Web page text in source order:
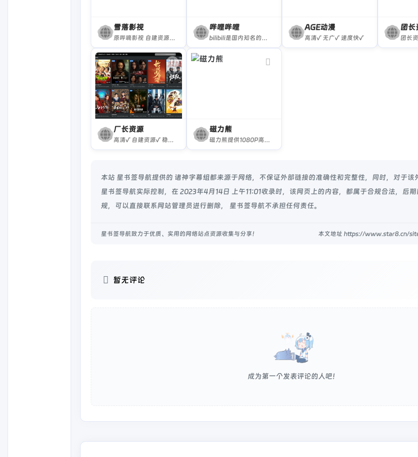
雪落影视
原哔嘀影视 自建资源√ 稳定√ 广告可关√
哔哩哔哩
bilibili是国内知名的视频弹幕网站，这里有及时的动漫新番，活跃的ACG氛围，有创意的Up主。大家可以在这里找到许多欢乐。
AGE动漫
高清√ 无广√ 速度快√
团长
团长
厂长资源
高清√ 自建资源√ 稳定√ 网页广告×
磁力熊
磁力熊提供1080P高清电影磁力迅雷下载,豆瓣Top250及豆瓣高分电影1080P高清磁力下载。界面干净整洁，支持在线观看以及磁力下载。
本站 星书签导航提供的 诸神字幕组都来源于网络，不保证外部链接的准确性和完整性，同时，对于该
星书签导航实际控制，在 2023年4月14日 上午11:01收录时，该网页上的内容，都属于合规合法，后
规，可以直接联系网站管理员进行删除， 星书签导航不承担任何责任。
星书签导航致力于优质、实用的网络站点资源收集与分享！ 本文地址 https://www.star8.cn/
暂无评论
成为第一个发表评论的人吧！